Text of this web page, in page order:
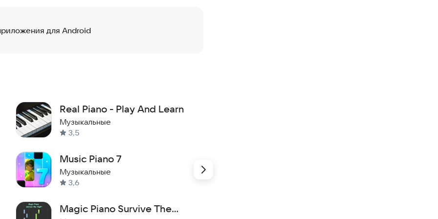
студии талантливыми художниками
для Android
Real Piano - Play And Learn
Музыкальные
3,5
Music Piano 7
Музыкальные
3,6
Magic Piano Survive The